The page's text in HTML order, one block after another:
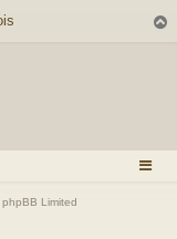
Limited